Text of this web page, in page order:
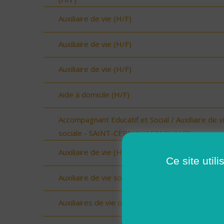
Auxiliaire de vie (H/F)
Auxiliaire de vie (H/F)
Auxiliaire de vie (H/F)
Aide à domicile (H/F)
Accompagnant Educatif et Social / Auxiliaire de
sociale - SAINT-CERNIN (15310) (H/F)
Auxiliaire de vie (H/F)
Auxiliaire de vie sociale Upie (H/F)
Auxiliaires de vie ou Aides à domicile (H/F)
Ce site